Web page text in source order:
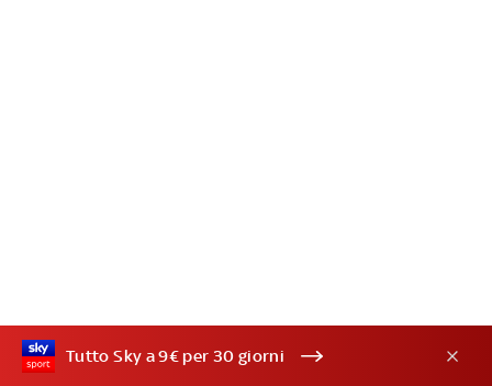
Tutto Sky a 9€ per 30 giorni